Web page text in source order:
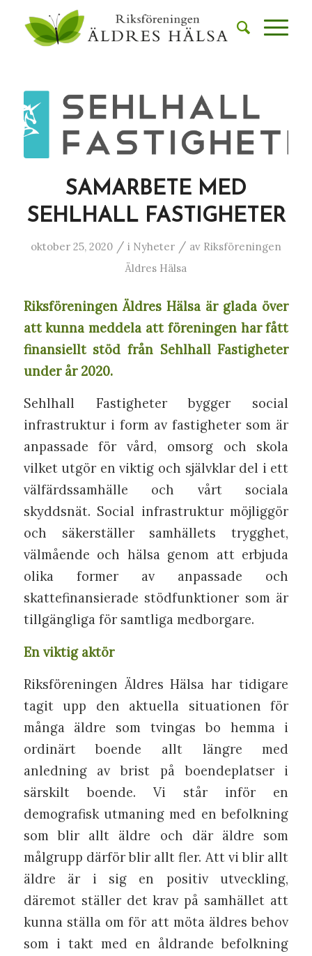
SAMARBETE MED
SEHLHALL FASTIGHETER
oktober 25, 2020 / i Nyheter / av Riksföreningen
Äldres Hälsa
Riksföreningen Äldres Hälsa är glada över
att kunna meddela att föreningen har fått
finansiellt stöd från Sehlhall Fastigheter
under år 2020.
Sehlhall Fastigheter bygger social
infrastruktur i form av fastigheter som är
anpassade för vård, omsorg och skola
vilket utgör en viktig och självklar del i ett
välfärdssamhälle och vårt sociala
skyddsnät. Social infrastruktur möjliggör
och säkerställer samhällets trygghet,
välmående och hälsa genom att erbjuda
olika former av anpassade och
skattefinansierade stödfunktioner som är
tillgängliga för samtliga medborgare.
En viktig aktör
Riksföreningen Äldres Hälsa har tidigare
tagit upp den aktuella situationen för
många äldre som tvingas bo hemma i
ordinärt boende allt längre med
anledning av brist på boendeplatser i
särskilt boende. Vi står inför en
demografisk utmaning med en befolkning
som blir allt äldre och där äldre som
målgrupp därför blir allt fler. Att vi blir allt
äldre är i sig en positiv utveckling,
däremot ställer det krav på samhället att
kunna ställa om för att möta äldres behov
som i takt med en åldrande befolkning